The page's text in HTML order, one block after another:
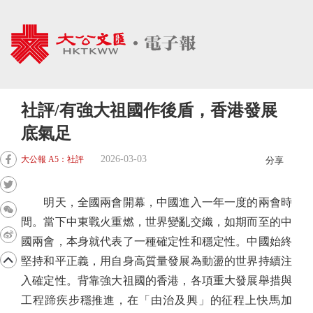
社評/有強大祖國作後盾，香港發展
底氣足
大公報 A5：社評 2026-03-03 分享
明天，全國兩會開幕，中國進入一年一度的兩會時
間。當下中東戰火重燃，世界變亂交織，如期而至的中
國兩會，本身就代表了一種確定性和穩定性。中國始終
堅持和平正義，用自身高質量發展為動盪的世界持續注
入確定性。背靠強大祖國的香港，各項重大發展舉措與
工程蹄疾步穩推進，在「由治及興」的征程上快馬加